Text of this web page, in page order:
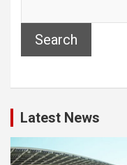
Search
Latest News